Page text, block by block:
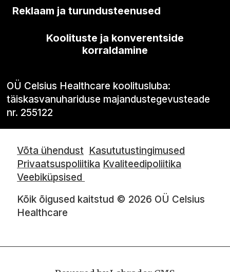
Reklaam ja turundusteenused
Koolituste ja konverentside
korraldamine
OÜ Celsius Healthcare koolitusluba:
täiskasvanuhariduse majandustegevusteade
nr. 255122
Võta ühendust Kasututustingimused
Privaatsuspoliitika Kvaliteedipoliitika
Veebiküpsised
Kõik õigused kaitstud © 2026 OÜ Celsius
Healthcare